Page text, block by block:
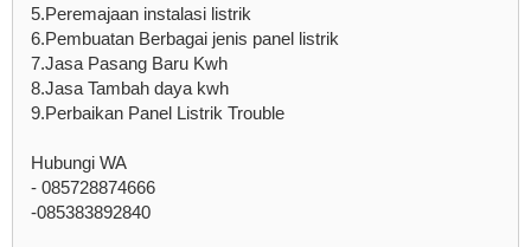
5.Peremajaan instalasi listrik
6.Pembuatan Berbagai jenis panel listrik
7.Jasa Pasang Baru Kwh
8.Jasa Tambah daya kwh
9.Perbaikan Panel Listrik Trouble
Hubungi WA
- 085728874666
-085383892840